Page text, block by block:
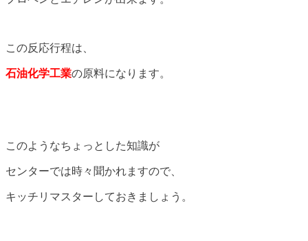
この反応行程は、
石油化学工業の原料になります。
このようなちょっとした知識が
センターでは時々聞かれますので、
キッチリマスターしておきましょう。